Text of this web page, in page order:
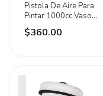
Pistola De Aire Para
Pintar 1000cc Vaso
Metálico Total Turquesa
$360.00